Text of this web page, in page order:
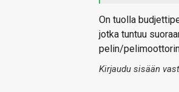
On tuolla
jotka tuntuu
pelin/
Kirjaudu sisään